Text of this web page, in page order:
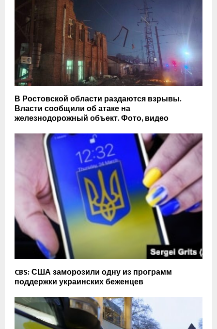
В Ростовской области раздаются взрывы.
Власти сообщили об атаке на
железнодорожный объект. Фото, видео
CBS: США заморозили одну из программ
поддержки украинских беженцев